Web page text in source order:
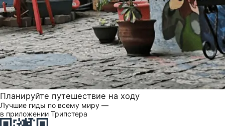
Планируйте путешествие на ходу
Лучшие гиды по всему миру —
в приложении Трипстера